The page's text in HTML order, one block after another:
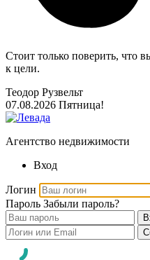
Стоит только поверить, что
к цели.
Теодор Рузвельт
07.08.2026 Пятница!
Агентство недвижимости
Вход
Логин
Пароль Забыли пароль?